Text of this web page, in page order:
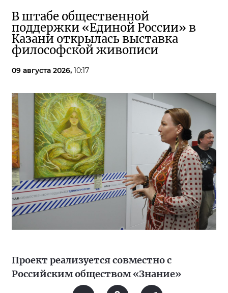
В штабе общественной
поддержки «Единой России» в
Казани открылась выставка
философской живописи
09 августа 2026, 10:17
Проект реализуется совместно с
Российским обществом «Знание»